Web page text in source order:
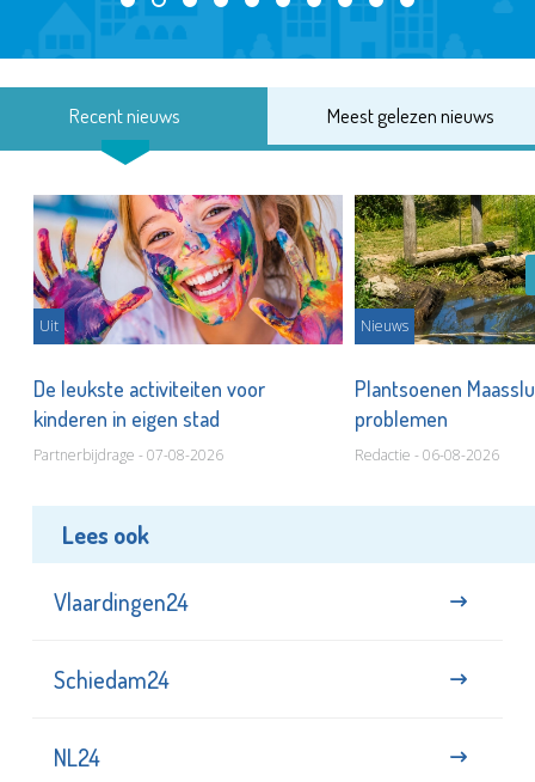
Recent nieuws Meest gelezen nieuws
Uit
De leukste activiteiten voor
kinderen in eigen stad
Partnerbijdrage - 07-08-2026
Nieuws
Plantsoenen
problemen
Redactie - 06-08-2026
Lees ook
Vlaardingen24
Schiedam24
NL24